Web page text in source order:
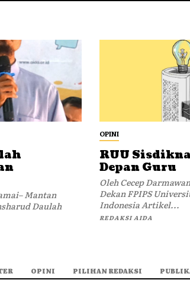
Mantan
Daulah
OPINI
RUU
Depan Guru
Oleh Cecep
Dekan FPIPS
Indonesia Artikel...
REDAKSI AIDA
OPINI PILIHAN REDAKSI